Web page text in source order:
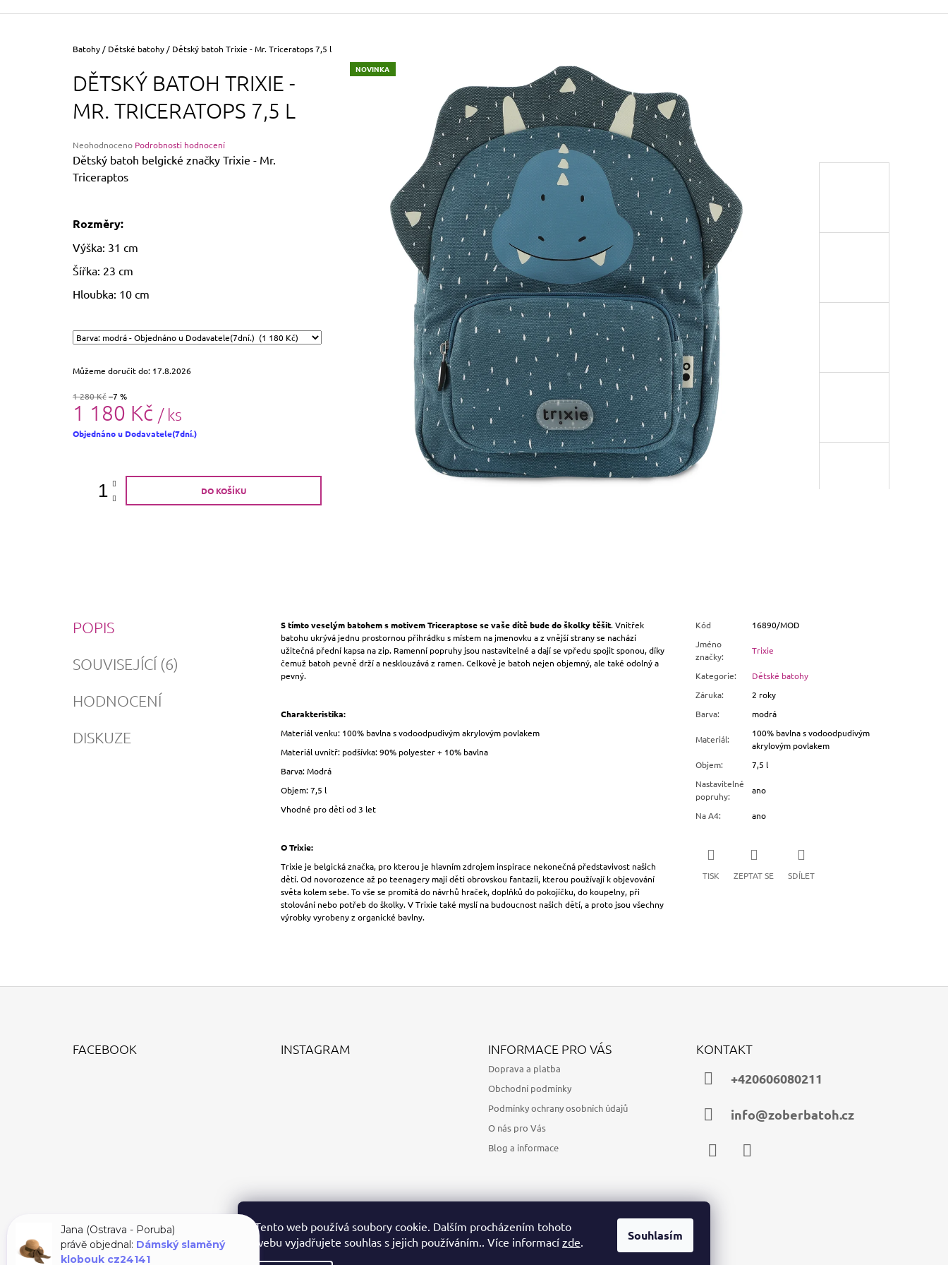
Tento web používá soubory cookie. Dalším procházením tohoto
webu vyjadřujete souhlas s jejich používáním.. Více informací zde. Souhlasím
Domů
Batohy / Dětské batohy / Dětský batoh Trixie - Mr. Triceratops 7,5 l
DĚTSKÝ BATOH TRIXIE -
MR. TRICERATOPS 7,5 L
Průměrné
hodnocení
produktu
je
5
Neohodnoceno Podrobnosti hodnocení
NOVINKA
Dětský batoh belgické značky Trixie - Mr.
Triceraptos
Rozměry:
Výška: 31 cm
Šířka: 23 cm
Hloubka: 10 cm
Můžeme doručit do: 17.8.2026
1 280 Kč–7 %
1 180 Kč / ks
Měrná
Objednáno u Dodavatele(7dní.)
DO KOŠÍKU
POPIS
SOUVISEJÍCÍ (6)
HODNOCENÍ
DISKUZE
S tímto veselým batohem s motivem Triceraptose se vaše dítě bude do školky těšit. Vnitřek
batohu ukrývá jednu prostornou přihrádku s místem na jmenovku a z vnější strany se nachází
užitečná přední kapsa na zip. Ramenní popruhy jsou nastavitelné a dají se vpředu spojit sponou, díky
čemuž batoh pevně drží a nesklouzává z ramen. Celkově je batoh nejen objemný, ale také odolný a
pevný.
Charakteristika:
Materiál venku: 100% bavlna s vodoodpudivým akrylovým povlakem
Materiál uvnitř: podšívka: 90% polyester + 10% bavlna
Barva: Modrá
Objem: 7,5 l
Vhodné pro děti od 3 let
O Trixie:
Trixie je belgická značka, pro kterou je hlavním zdrojem inspirace nekonečná představivost našich
dětí. Od novorozence až po teenagery mají děti obrovskou fantazii, kterou používají k objevování
světa kolem sebe. To vše se promítá do návrhů hraček, doplňků do pokojíčku, do koupelny, při
stolování nebo potřeb do školky. V Trixie také myslí na budoucnost našich dětí, a proto jsou všechny
výrobky vyrobeny z organické bavlny.
Kód
16890/MOD
Jméno
značky:
Trixie
Kategorie:
Dětské batohy
Záruka:
2 roky
Barva: modrá
Materiál:
100% bavlna s vodoodpudivým
akrylovým povlakem
Objem:
7,5 l
Nastavitelné
popruhy:
ano
Na A4: ano
TISK ZEPTAT SE SDÍLET
FACEBOOK INSTAGRAM
Sledovat na Instagramu
INFORMACE PRO VÁS
Doprava a platba
Obchodní podmínky
Podmínky ochrany osobních údajů
O nás pro Vás
Blog a informace
KONTAKT
+420606080211
info@zoberbatoh.cz
Jana (Ostrava - Poruba)
právě objednal:Dámský slaměný